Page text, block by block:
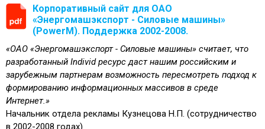
Корпоративный сайт для ОАО
«Энергомашэкспорт - Силовые машины»
(PowerM). Поддержка 2002-2008.
«ОАО «Энергомашэкспорт - Силовые машины» считает, что
разработанный Individ ресурс даст нашим российским и
зарубежным партнерам возможность пересмотреть подход к
формированию информационных массивов в среде
Интернет.»
Начальник отдела рекламы Кузнецова Н.П. (сотрудничество
в 2002-2008 годах)